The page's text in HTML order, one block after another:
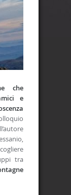
che
e
tra